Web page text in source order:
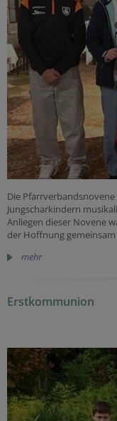
Die
Jungscharkindern
Anliegen dieser Novene
der Hoffnung
mehr
Erstkommunion